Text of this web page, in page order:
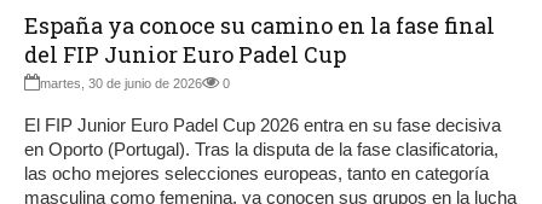
España ya conoce su camino en la fase final
del FIP Junior Euro Padel Cup
martes, 30 de junio de 2026 0
El FIP Junior Euro Padel Cup 2026 entra en su fase decisiva
en Oporto (Portugal). Tras la disputa de la fase clasificatoria,
las ocho mejores selecciones europeas, tanto en categoría
masculina como femenina, ya conocen sus grupos en la lucha